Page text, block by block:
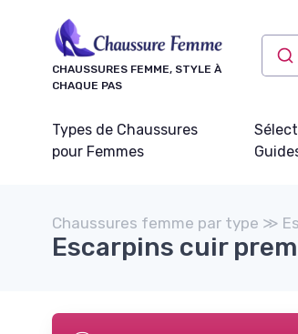
CHAUSSURES FEMME, STYLE À
CHAQUE PAS
Types de Chaussures
pour Femmes
Chaussures femme par type ≫
Escarpins cuir